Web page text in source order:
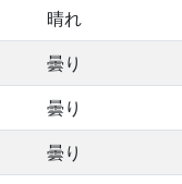
晴れ
曇り
曇り
曇り